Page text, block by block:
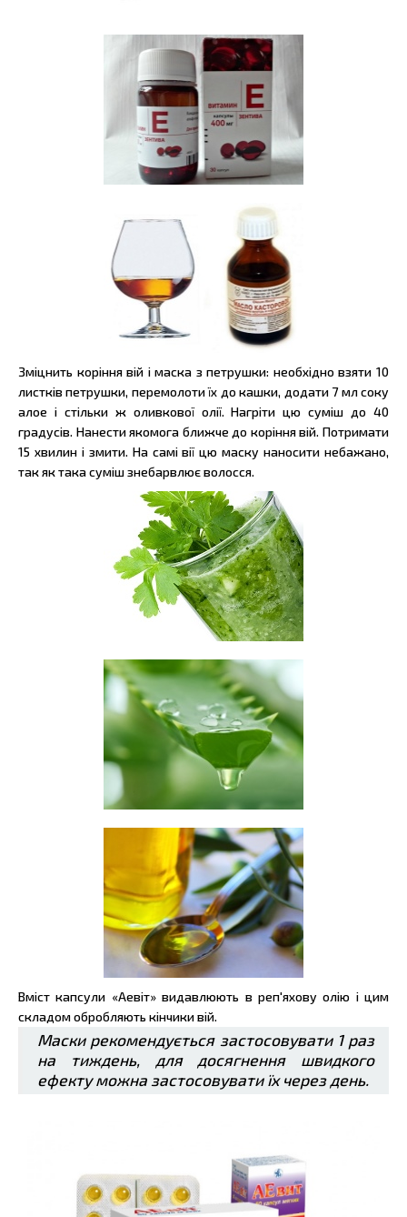
Зміцнить коріння вій і маска з петрушки: необхідно взяти 10
листків петрушки, перемолоти їх до кашки, додати 7 мл соку
алое і стільки ж оливкової олії. Нагріти цю суміш до 40
градусів. Нанести якомога ближче до коріння вій. Потримати
15 хвилин і змити. На самі вії цю маску наносити небажано,
так як така суміш знебарвлює волосся.
Вміст капсули «Аевіт» видавлюють в реп'яхову олію і цим
складом обробляють кінчики вій.
Маски рекомендується застосовувати 1 раз
на тиждень, для досягнення швидкого
ефекту можна застосовувати їх через день.